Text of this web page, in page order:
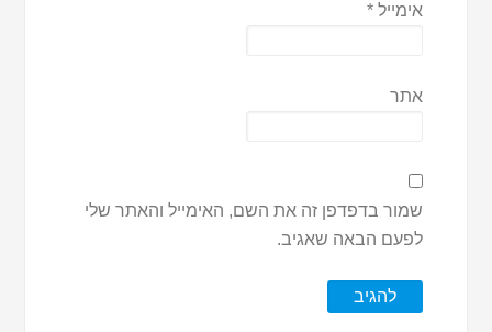
אימייל*
אתר
שמור בדפדפן זה את השם, האימייל והאתר שלי
לפעם הבאה שאגיב.